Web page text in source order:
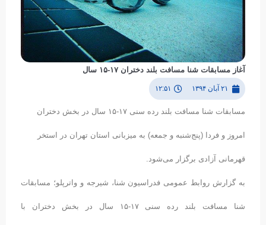
آغاز مسابقات شنا مسافت بلند دختران ۱۷-۱۵ سال
۲۱ آبان ۱۳۹۴ ۱۲:۵۱
مسابقات شنا مسافت بلند رده سنی ۱۷-۱۵ سال در بخش دختران
امروز و فردا (پنج‌شنبه و جمعه) به میزبانی استان تهران در استخر
قهرمانی آزادی برگزار می‌شود.
به گزارش روابط عمومی فدراسیون شنا، شیرجه و واترپلو؛ مسابقات
شنا مسافت بلند رده سنی ۱۷-۱۵ سال در بخش دختران با